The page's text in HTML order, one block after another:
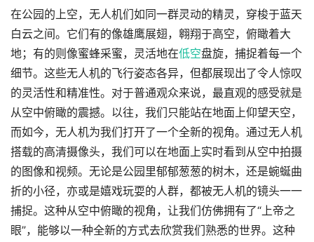
在公园的上空，无人机们如同一群灵动的精灵，穿梭于蓝天
白云之间。它们有的像雄鹰展翅，翱翔于高空，俯瞰着大
地；有的则像蜜蜂采蜜，灵活地在低空盘旋，捕捉着每一个
细节。这些无人机的飞行姿态各异，但都展现出了令人惊叹
的灵活性和精准性。对于普通观众来说，最直观的感受就是
从空中俯瞰的震撼。以往，我们只能站在地面上仰望天空，
而如今，无人机为我们打开了一个全新的视角。通过无人机
搭载的高清摄像头，我们可以在地面上实时看到从空中拍摄
的图像和视频。无论是公园里郁郁葱葱的树木，还是蜿蜒曲
折的小径，亦或是嬉戏玩耍的人群，都被无人机的镜头一一
捕捉。这种从空中俯瞰的视角，让我们仿佛拥有了“上帝之
眼”，能够以一种全新的方式去欣赏我们熟悉的世界。这种